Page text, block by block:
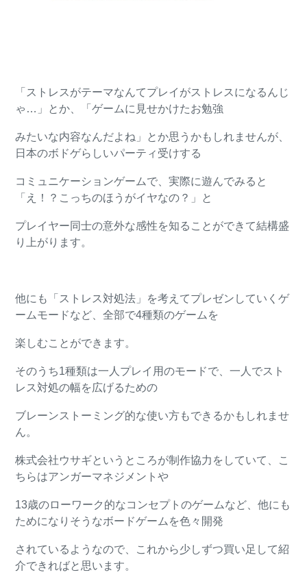
「ストレスがテーマなんてプレイがストレスになるんじ
ゃ…」とか、「ゲームに見せかけたお勉強
みたいな内容なんだよね」とか思うかもしれませんが、
日本のボドゲらしいパーティ受けする
コミュニケーションゲームで、実際に遊んでみると
「え！？こっちのほうがイヤなの？」と
プレイヤー同士の意外な感性を知ることができて結構盛
り上がります。
他にも「ストレス対処法」を考えてプレゼンしていくゲ
ームモードなど、全部で4種類のゲームを
楽しむことができます。
そのうち1種類は一人プレイ用のモードで、一人でスト
レス対処の幅を広げるための
ブレーンストーミング的な使い方もできるかもしれませ
ん。
株式会社ウサギというところが制作協力をしていて、こ
ちらはアンガーマネジメントや
13歳のローワーク的なコンセプトのゲームなど、他にも
ためになりそうなボードゲームを色々開発
されているようなので、これから少しずつ買い足して紹
介できればと思います。